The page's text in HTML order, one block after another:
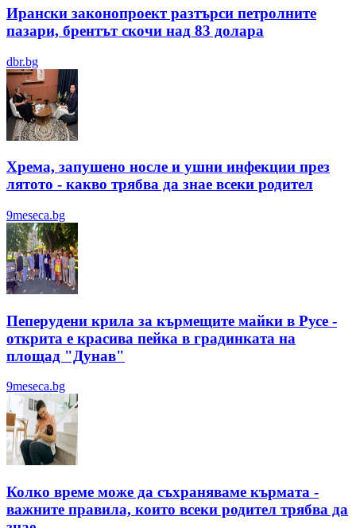
Ирански законопроект разтърси петролните
пазари, брентът скочи над 83 долара
dbr.bg
Хрема, запушено носле и ушни инфекции през
лятотo - какво трябва да знае всеки родител
9meseca.bg
Пеперудени крила за кърмещите майки в Русе -
открита е красива пейка в градинката на
площад "Дунав"
9meseca.bg
Колко време може да съхраняваме кърмата -
важните правила, които всеки родител трябва да